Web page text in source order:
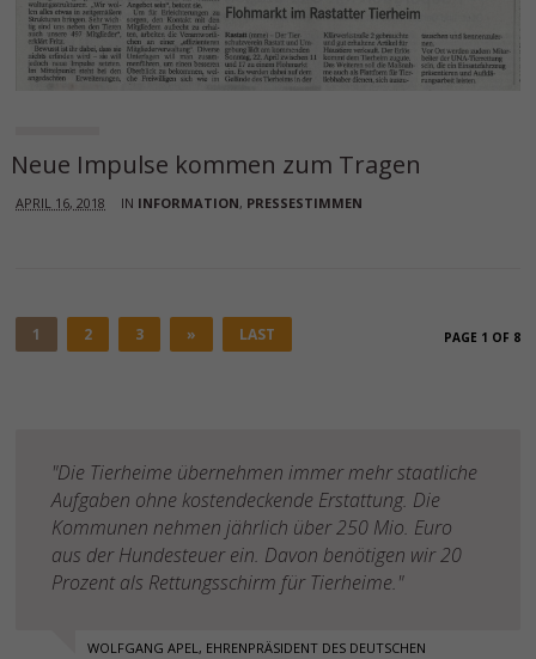
Neue Impulse kommen zum Tragen
APRIL 16, 2018 IN INFORMATION, PRESSESTIMMEN
PAGE 1 OF 8
1 2 3 » LAST
"Die Tierheime übernehmen immer mehr staatliche
Aufgaben ohne kostendeckende Erstattung. Die
Kommunen nehmen jährlich über 250 Mio. Euro
aus der Hundesteuer ein. Davon benötigen wir 20
Prozent als Rettungsschirm für Tierheime."
WOLFGANG APEL, EHRENPRÄSIDENT DES DEUTSCHEN